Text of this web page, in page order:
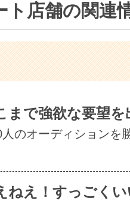
ト店舗の関連
まで強欲な要望
人のオーディションを
ねえ！すっごく